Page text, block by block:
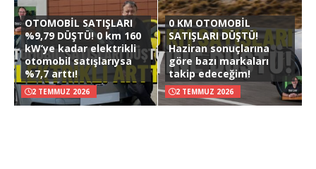
OTOMOBİL SATIŞLARI
%9,79 DÜŞTÜ! 0 km 160
kW’ye kadar elektrikli
otomobil satışlarıysa
%7,7 arttı!
2 TEMMUZ 2026
0 KM OTOMOBİL
SATIŞLARI DÜŞTÜ!
Haziran sonuçlarına
göre bazı markaları
takip edeceğim!
2 TEMMUZ 2026